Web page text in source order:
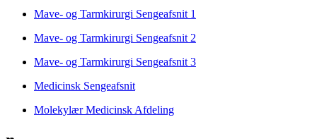
Mave- og Tarmkirurgi Sengeafsnit 1
Mave- og Tarmkirurgi Sengeafsnit 2
Mave- og Tarmkirurgi Sengeafsnit 3
Medicinsk Sengeafsnit
Molekylær Medicinsk Afdeling